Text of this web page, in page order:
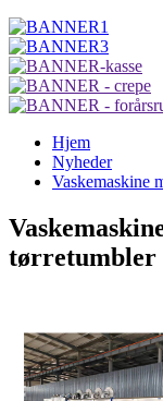
Hjem
Nyheder
Vaskemaskine
tørretumbler